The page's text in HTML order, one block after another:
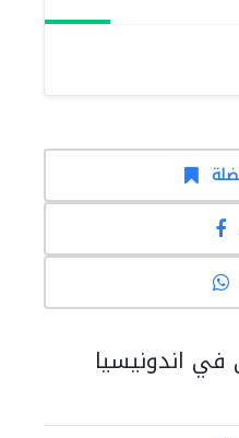
اندونيسيا